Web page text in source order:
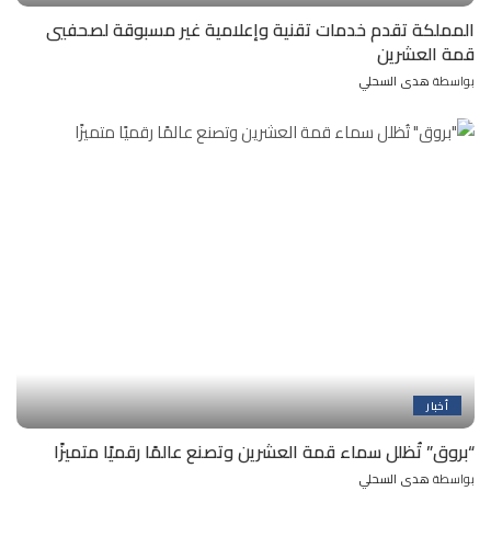
المملكة تقدم خدمات تقنية وإعلامية غير مسبوقة لصحفيي
قمة العشرين
Posted
بواسطة هدى السحلي
أخبار
“بروق” تُظلل سماء قمة العشرين وتصنع عالمًا رقميًا متميزًا
Posted
بواسطة هدى السحلي